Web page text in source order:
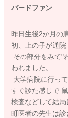
バードファン
昨日生後2か月の
初、上の子が通院
その部分をみて"
われました。
大学病院に行っ
すぐ診た感じで
検査などして結
町医者の先生は